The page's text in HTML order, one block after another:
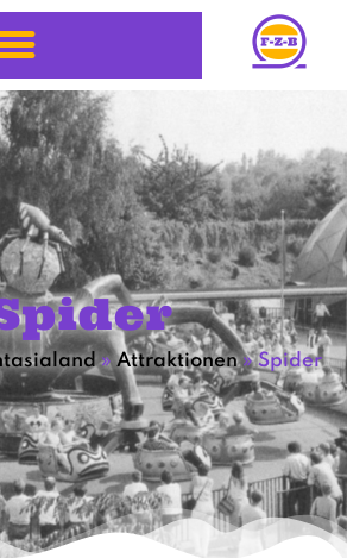
» Attraktionen»Spider